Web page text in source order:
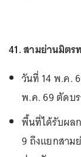
41. สามย่านมิต
วันที่ 14 พ.ค.
พ.ค. 69 ตัดบ
พื้นที่ได้รับผล
9 ถึงแยกสา